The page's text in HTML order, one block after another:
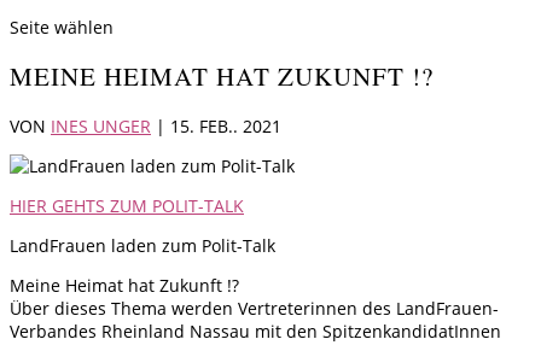
Seite wählen
MEINE HEIMAT HAT ZUKUNFT !?
VON INES UNGER | 15. FEB.. 2021
HIER GEHTS ZUM POLIT-TALK
LandFrauen laden zum Polit-Talk
Meine Heimat hat Zukunft !?
Über dieses Thema werden Vertreterinnen des LandFrauen-
Verbandes Rheinland Nassau mit den SpitzenkandidatInnen